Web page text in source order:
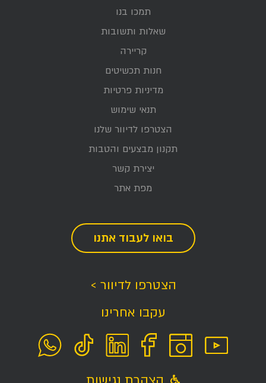
תמכו בנו
שאלות ותשובות
קריירה
חנות תכשיטים
מדיניות פרטיות
תנאי שימוש
הצטרפו לדיוור שלנו
תקנון מבצעים והטבות
יצירת קשר
מפת אתר
בואו לעבוד אתנו
הצטרפו לדיוור >
עקבו אחרינו